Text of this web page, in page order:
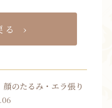
る
顔のたるみ・エラ張り